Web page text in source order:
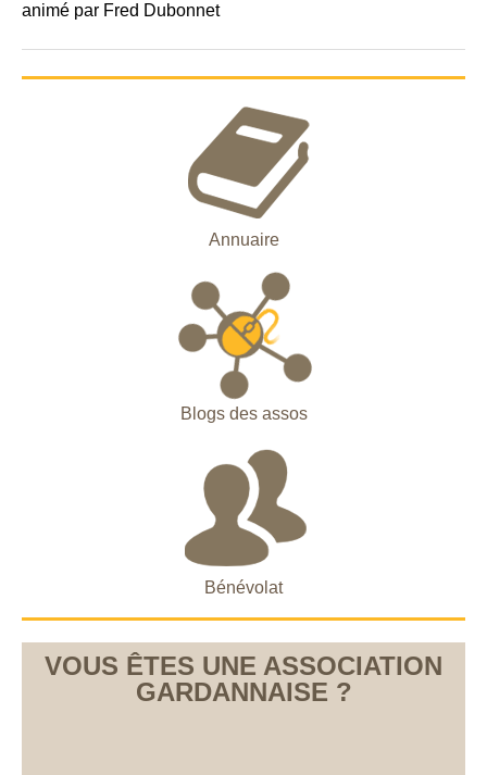
animé par Fred Dubonnet
Annuaire
Blogs des assos
Bénévolat
VOUS ÊTES UNE ASSOCIATION
GARDANNAISE ?